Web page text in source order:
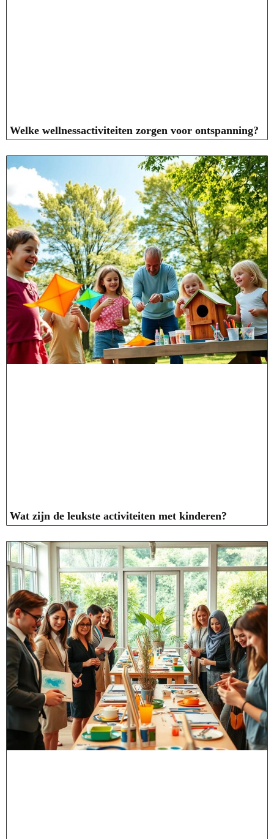
Welke wellnessactiviteiten zorgen voor ontspanning?
Wat zijn de leukste activiteiten met kinderen?